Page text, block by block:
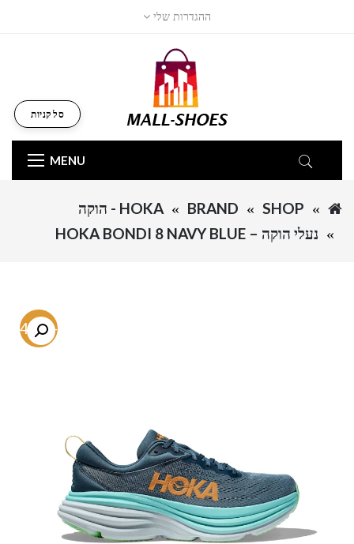
ההגדרות שלי
MENU
סל קניות
SHOP
BRAND
HOKA - הוקה
נעלי הוקה – HOKA BONDI 8 NAVY BLUE
-54.7%